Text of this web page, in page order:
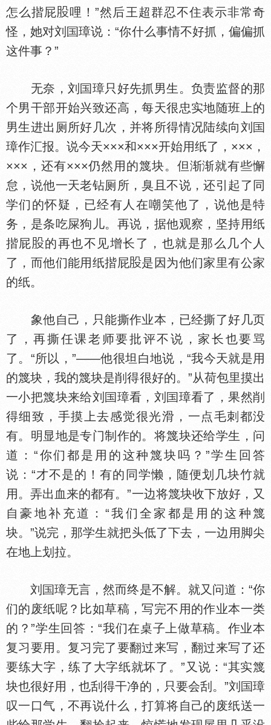
怎么揩屁
哩！”然后王超群忍不住表示非常奇
怪，她对刘
璋说：“你什么事情不好抓，偏偏抓
这件事？”
无奈，刘
璋只好先抓男生。负责监督的那
个男干部开始兴致还高，每天很忠实地随班上的
男生进出厕所好几次，并将所得情况陆续向刘
璋作汇报。说今天×××和×××开始用纸了，×××，
×××，还有×××仍然用的篾块。但渐渐就有些懈
怠，说他一天老钻厕所，臭且不说，还引起了同
学们的怀疑，已经有人在嘲笑他了，说他是特
务，是条吃屎狗儿。再说，据他观察，坚持用纸
揩屁
的再也不见增长了，也就是那么几个人
了，而他们能用纸揩屁
是因为他们家里有公家
的纸。
象他自己，只能撕作业本，已经撕了好几页
了，再撕任课老师要批评不说，家长也要骂
了。“所以，”——他很坦白地说，“我今天就是用
的篾块，我的篾块是削得很好的。”从荷包里摸出
一小把篾块来给刘
璋看，刘
璋看了，果然削
得细致，手摸上去感觉很光滑，一点毛刺都没
有。明显地是专门制作的。将篾块还给学生，问
道：“你们都是用的这种篾块吗？”学生回答
说：“才不是的！有的同学懒，随便划几块竹就
用。弄出血来的都有。”一边将篾块收下放好，又
自豪地补充道：“我们全家都是用的这种篾
块。”说完，那学生就把头低了下去，一边用脚尖
在地上划拉。
刘
璋无言，然而终是不解。就又问道：“你
们的废纸呢？比如草稿，写完不用的作业本一类
的？”学生回答：“我们在桌子上做草稿。作业本
复习要用。复习完了要翻过来写，翻过来写了还
要练大字，练了大字纸就坏了。”又说：“其实篾
块也很好用，也刮得干净的，只要会刮。”刘
璋
叹一口气，不再说什么，打算将自己的废纸送一